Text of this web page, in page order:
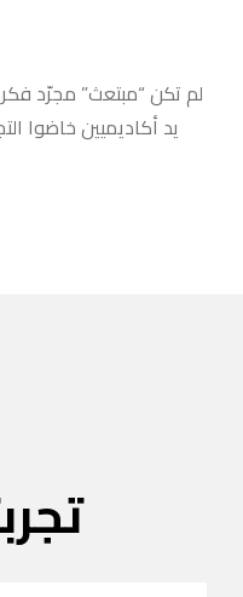
لم تكن “مبتعث” مجرّد
يد أكاديميين خاضوا